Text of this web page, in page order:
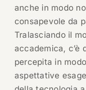
anche in modo
consapevole da
Tralasciando il
accademica, c’è
percepita in
aspettative